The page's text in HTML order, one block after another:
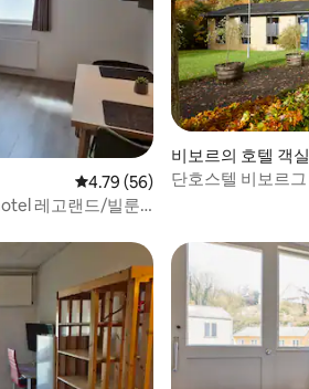
평점 4.79점(5점 만점), 후기 56개
4.79 (56)
레고랜드/빌룬
비보르의 호텔 객실
단호스텔 비보르그